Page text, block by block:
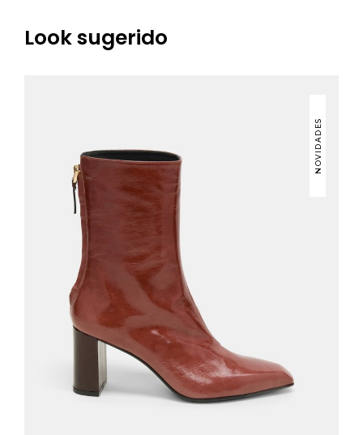
Look sugerido
NOVIDADES